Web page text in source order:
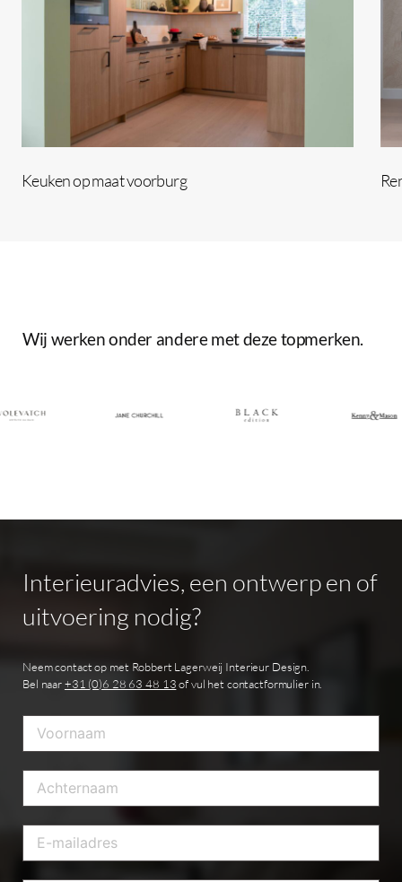
Keuken op maat voorburg
Wij werkenonder andere metdezetopmerken.
Interieuradvies, een ontwerpen of
uitvoering nodig?
Neem contact op met Robbert Lagerweij Interieur Design.
Bel naar+31 (0)6 28 63 48 13of vul het contactformulier in.